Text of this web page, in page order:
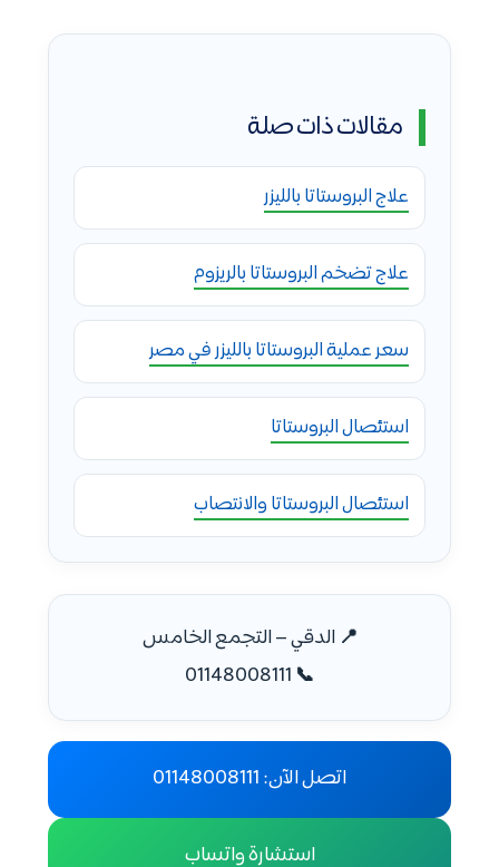
مقالات ذات صلة
علاج البروستاتا بالليزر
علاج تضخم البروستاتا بالريزوم
سعر عملية البروستاتا بالليزر في مصر
استئصال البروستاتا
استئصال البروستاتا والانتصاب
📍 الدقي – التجمع الخامس
📞 01148008111
اتصل الآن: 01148008111
استشارة واتساب